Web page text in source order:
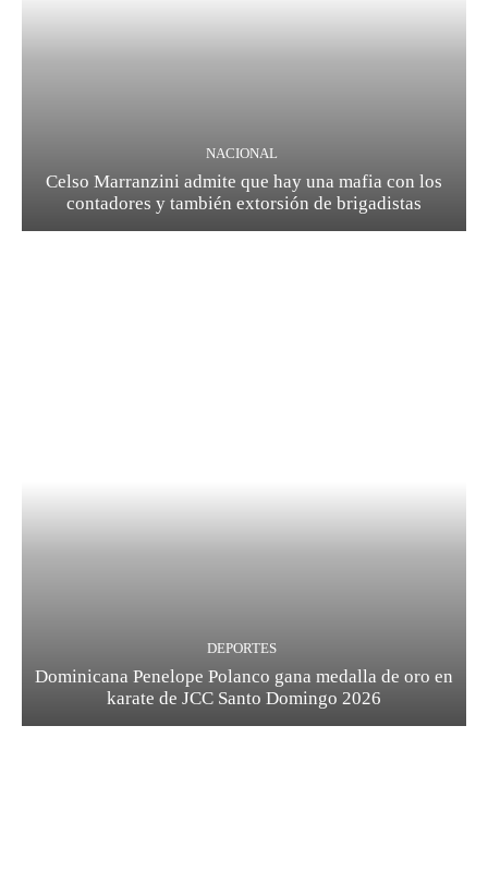
NACIONAL
Celso Marranzini admite que hay una mafia con los
contadores y también extorsión de brigadistas
DEPORTES
Dominicana Penelope Polanco gana medalla de oro en
karate de JCC Santo Domingo 2026